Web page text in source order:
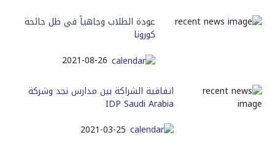
عودة الطلاب وجاهياً في ظل جائحة
كورونا
2021-08-26
اتفاقية الشراكة بين مدارس نجد وشركة
IDP Saudi Arabia
2021-03-25